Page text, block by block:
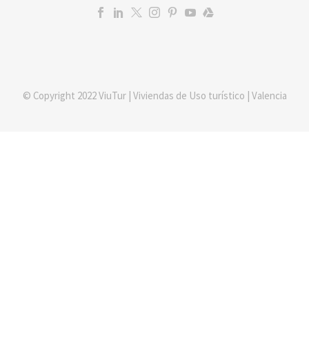
© Copyright 2022 ViuTur | Viviendas de Uso turístico | Valencia